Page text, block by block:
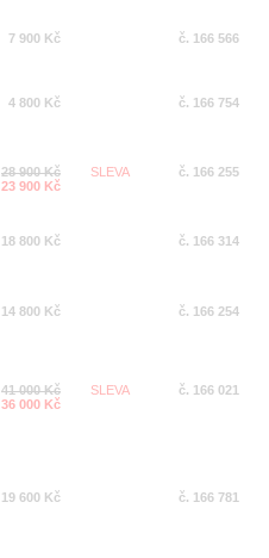
7 900 Kč č. 166 566
4 800 Kč č. 166 754
28 900 Kč
23 900 Kč
SLEVA č. 166 255
18 800 Kč č. 166 314
14 800 Kč č. 166 254
41 000 Kč
36 000 Kč
SLEVA č. 166 021
19 600 Kč č. 166 781